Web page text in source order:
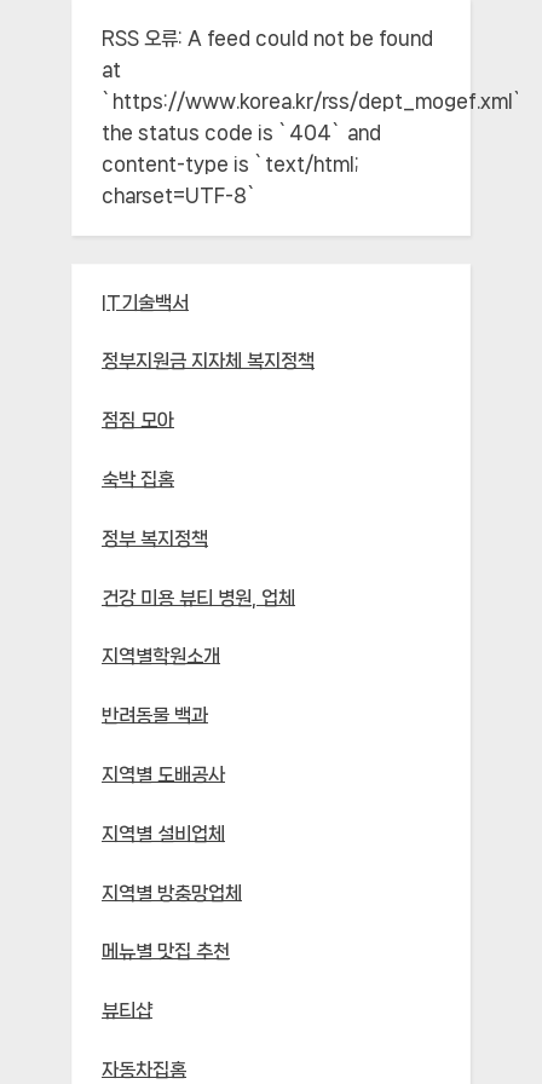
RSS 오류: A feed could not be found
at
`https://www.korea.kr/rss/dept_mogef.xml`;
the status code is `404` and
content-type is `text/html;
charset=UTF-8`
IT기술백서
정부지원금 지자체 복지정책
점짐 모아
숙박 집홈
정부 복지정책
건강 미용 뷰티 병원, 업체
지역별학원소개
반려동물 백과
지역별 도배공사
지역별 설비업체
지역별 방충망업체
메뉴별 맛집 추천
뷰티샵
자동차집홈